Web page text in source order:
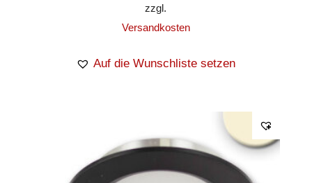
zzgl.
Versandkosten
Auf die Wunschliste setzen